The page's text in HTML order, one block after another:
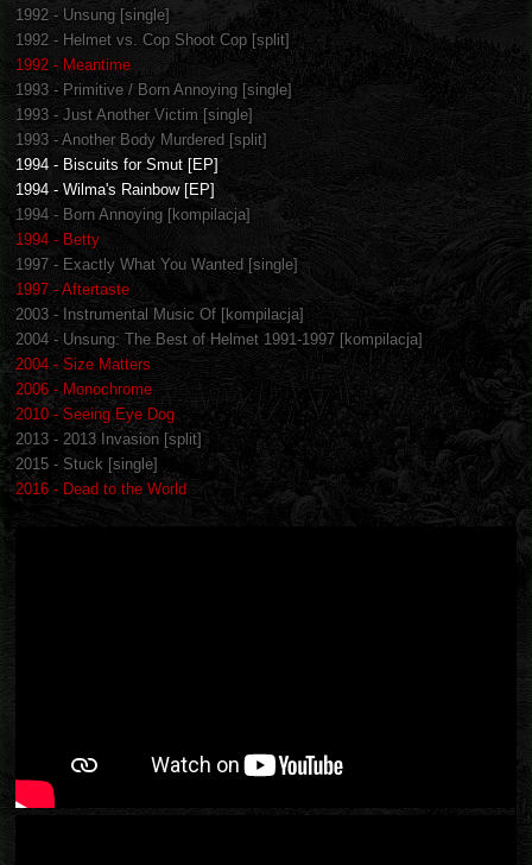
1992 - Unsung [single]
1992 - Helmet vs. Cop Shoot Cop [split]
1992 - Meantime
1993 - Primitive / Born Annoying [single]
1993 - Just Another Victim [single]
1993 - Another Body Murdered [split]
1994 - Biscuits for Smut [EP]
1994 - Wilma's Rainbow [EP]
1994 - Born Annoying [kompilacja]
1994 - Betty
1997 - Exactly What You Wanted [single]
1997 - Aftertaste
2003 - Instrumental Music Of [kompilacja]
2004 - Unsung: The Best of Helmet 1991-1997 [kompilacja]
2004 - Size Matters
2006 - Monochrome
2010 - Seeing Eye Dog
2013 - 2013 Invasion [split]
2015 - Stuck [single]
2016 - Dead to the World